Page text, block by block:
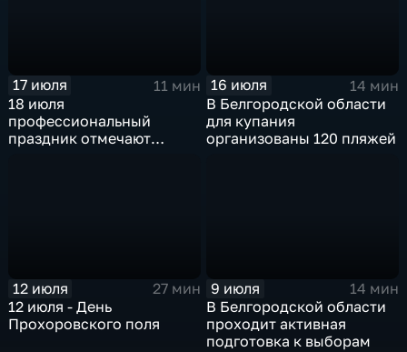
17 июля
11 мин
18 июля
профессиональный
праздник отмечают
16 июля
14 мин
В Белгородской области
для купания
организованы 120 пляжей
12 июля
27 мин
12 июля - День
Прохоровского поля
9 июля
14 мин
В Белгородской области
проходит активная
подготовка к выборам